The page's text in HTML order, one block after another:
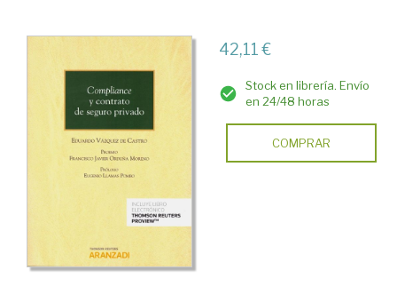
42,11 €
Stock en librería. Envío
en 24/48 horas
COMPRAR